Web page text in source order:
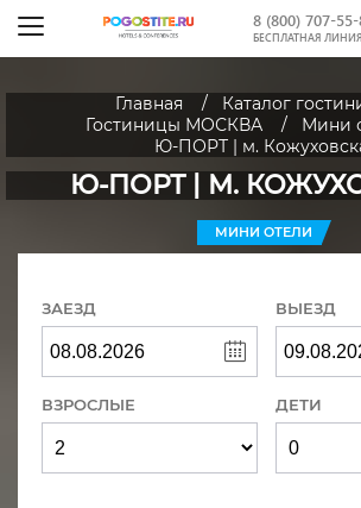
8 (800) 707-
БЕСПЛАТНАЯ ЛИНИЯ
Главная
Каталог
Гостиницы МОСКВА
Мини
Ю-ПОРТ | м.
Ю-ПОРТ | М.
МИНИ ОТЕЛИ
ЗАЕЗД ВЫЕЗД
ВЗРОСЛЫЕ ДЕТИ